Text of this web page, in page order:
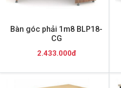
Bàn góc phải 1m8 BLP18-
CG
2.433.000đ